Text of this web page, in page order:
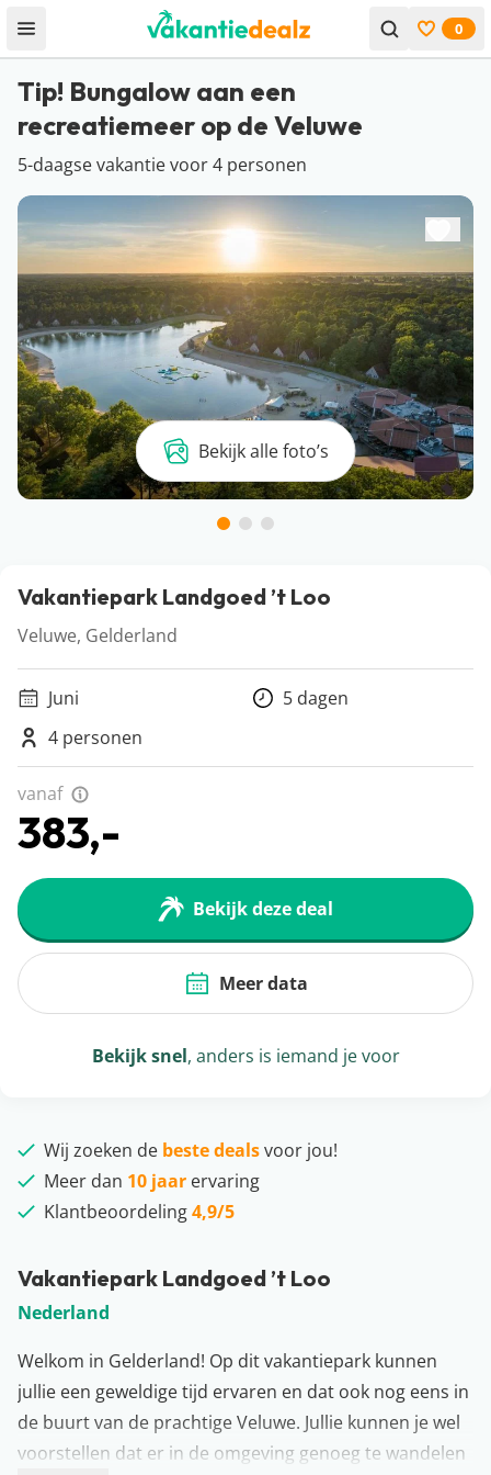
Open menu Bekijk
0
Tip! Bungalow aan een
recreatiemeer op de Veluwe
5-daagse vakantie voor 4 personen
Bekijk alle foto’s
Vakantiepark Landgoed ’t Loo
Nederland
Welkom in Gelderland! Op dit vakantiepark kunnen
jullie een geweldige tijd ervaren en dat ook nog eens in
de buurt van de prachtige Veluwe. Jullie kunnen je wel
voorstellen dat er in de omgeving genoeg te wandelen
Vakantiepark Landgoed ’t Loo
Veluwe, Gelderland
Juni
5 dagen
4 personen
vanaf
383,-
Bekijk deze deal
Meer data
Bekijk snel, anders is iemand je voor
Wij zoeken de beste dealsvoor jou!
Meer dan 10 jaar ervaring
Klantbeoordeling4,9/5